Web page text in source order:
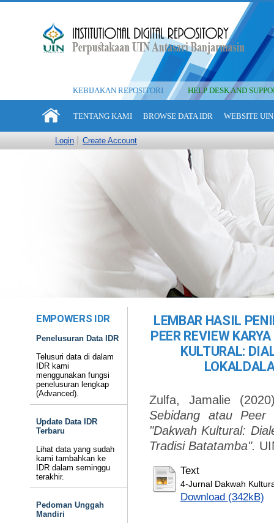
KEBIJAKAN REPOSITORI HELP DESK AND
TENTANG KAMI BROWSE DATA IDR WEBSITE
Login Create Account
EMPOWERS IDR
Penelusuran Data IDR
Telusuri data di dalam
IDR kami
menggunakan fungsi
penelusuran lengkap
(Advanced).
Update Data IDR
Terbaru
Lihat data yang sudah
kami tambahkan ke
IDR dalam seminggu
terakhir.
Pedoman Unggah
Mandiri
LEMBAR HASIL
PEER REVIEW
KULTURAL:
Zulfa, Jamalie
Sebidang atau Peer
"Dakwah Kultural:
Tradisi Batatamba".
Text
4-Jurnal Dakwah
Download (342kB)